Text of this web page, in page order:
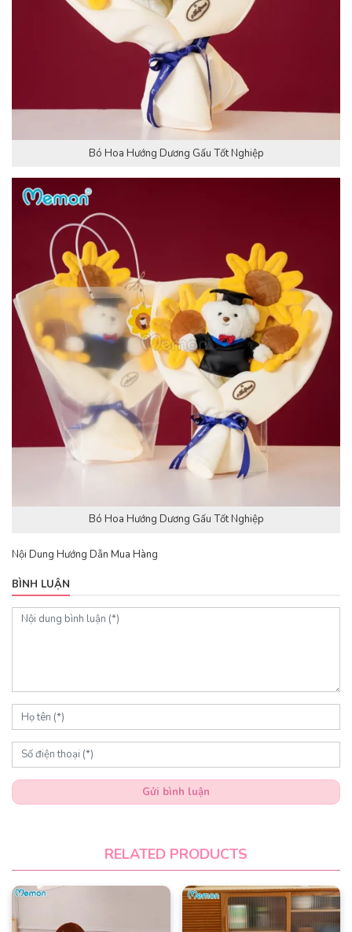
Bó Hoa Hướng Dương Gấu Tốt Nghiệp
Bó Hoa Hướng Dương Gấu Tốt Nghiệp
Nội Dung Hướng Dẫn Mua Hàng
BÌNH LUẬN
Gửi bình luận
RELATED PRODUCTS